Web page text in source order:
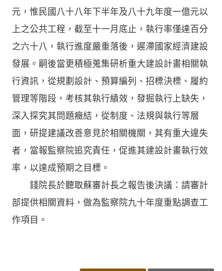
元，惟民國八十八年下半年及八十九年度一億元以
上之公共工程，截至十一月底止，執行率僅達百分
之六十八，執行進度嚴重落後，遲滯國家經濟建設
發展。嗣後當更積極蒐集研析重大建設計畫相關執
行資訊，從規劃設計、預算編列、招標決標、履約
管理等階段，考核其執行績效，發掘執行上缺失，
深入探究其問題癥結，從制度、法規與執行等層
面，研提建議改善意見於相關機關，其有重大違失
者，當報監察院追究責任，促進其建設計畫執行效
率，以達成預期之目標。
錢院長於聽取蘇審計長之報告後決議：請審計
部提供相關資料，做為監察院九十年度重點調查工
作項目。